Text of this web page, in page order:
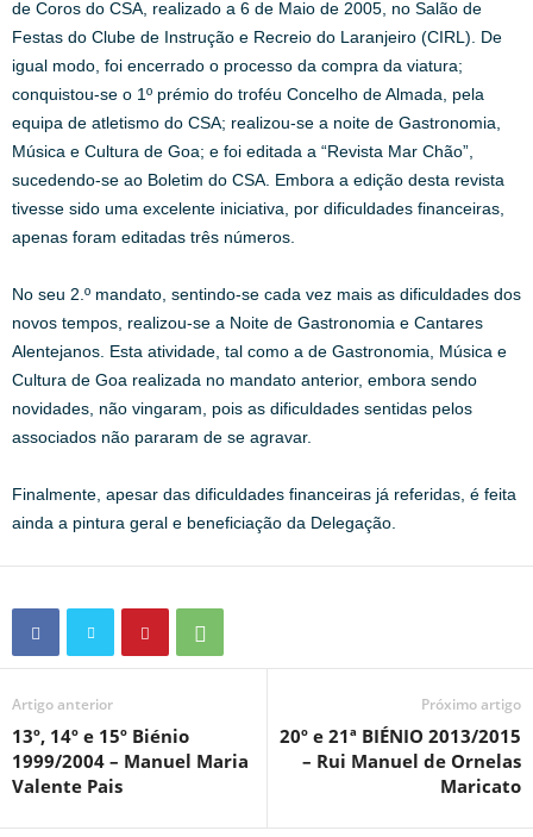
de Coros do CSA, realizado a 6 de Maio de 2005, no Salão de
Festas do Clube de Instrução e Recreio do Laranjeiro (CIRL). De
igual modo, foi encerrado o processo da compra da viatura;
conquistou-se o 1º prémio do troféu Concelho de Almada, pela
equipa de atletismo do CSA; realizou-se a noite de Gastronomia,
Música e Cultura de Goa; e foi editada a “Revista Mar Chão”,
sucedendo-se ao Boletim do CSA. Embora a edição desta revista
tivesse sido uma excelente iniciativa, por dificuldades financeiras,
apenas foram editadas três números.
No seu 2.º mandato, sentindo-se cada vez mais as dificuldades dos
novos tempos, realizou-se a Noite de Gastronomia e Cantares
Alentejanos. Esta atividade, tal como a de Gastronomia, Música e
Cultura de Goa realizada no mandato anterior, embora sendo
novidades, não vingaram, pois as dificuldades sentidas pelos
associados não pararam de se agravar.
Finalmente, apesar das dificuldades financeiras já referidas, é feita
ainda a pintura geral e beneficiação da Delegação.
Artigo anterior
13º, 14º e 15º Biénio
1999/2004 – Manuel Maria
Valente Pais
Próximo artigo
20º e 21ª BIÉNIO 2013/2015
– Rui Manuel de Ornelas
Maricato